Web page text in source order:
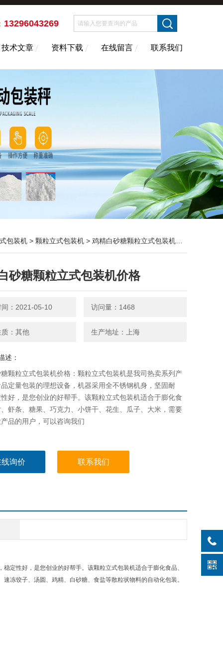
13296043269
技术文章 资料下载 在线留言 联系我们
包装机 > 颗粒立式包装机 > 鸡精白砂糖颗粒立式包装机价格
砂糖颗粒立式包装机价格
间：2021-05-10 访问量：1468
：其他 生产地址：上海
述：
颗粒立式包装机价格：颗粒立式包装机是我司热卖系列产
定量包装的理想设备，机器采用全不锈钢机身，坚固耐
好，是您创业的好帮手。该颗粒立式包装机适合于膨化食
虾条、糖果、巧克力、小饼干、花生、瓜子、大米，需要
品的用户，可以咨询我们
询价 联系我们
定性好，是您创业的好帮手。该颗粒立式包装机适合于膨化食品、
冻饺子、汤圆、鸡精、白砂糖、食盐等散粒状物料的自动化包装。